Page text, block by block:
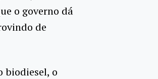
o governo dá
de
biodiesel, o